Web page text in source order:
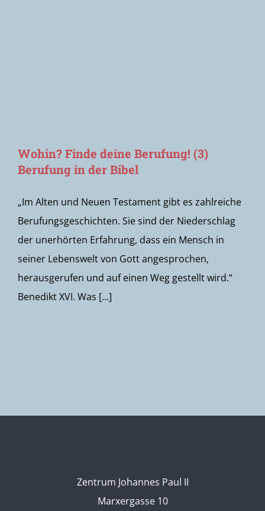
Wohin? Finde deine Berufung! (3)
Berufung in der Bibel
„Im Alten und Neuen Testament gibt es zahlreiche
Berufungsgeschichten. Sie sind der Niederschlag
der unerhörten Erfahrung, dass ein Mensch in
seiner Lebenswelt von Gott angesprochen,
herausgerufen und auf einen Weg gestellt wird.“
Benedikt XVI. Was [...]
Zentrum Johannes Paul II
Marxergasse 10